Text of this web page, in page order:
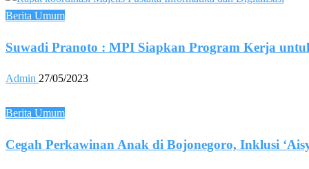
Berita Umum
Suwadi Pranoto : MPI Siapkan Program Kerja
Admin 27/05/2023
Berita Umum
Cegah Perkawinan Anak di Bojonegoro, Inklusi